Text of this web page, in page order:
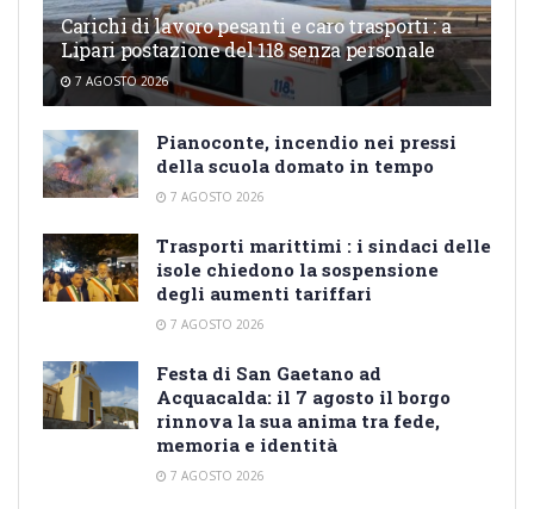
Carichi di lavoro pesanti e caro trasporti : a
Lipari postazione del 118 senza personale
7 AGOSTO 2026
Pianoconte, incendio nei pressi
della scuola domato in tempo
7 AGOSTO 2026
Trasporti marittimi : i sindaci delle
isole chiedono la sospensione
degli aumenti tariffari
7 AGOSTO 2026
Festa di San Gaetano ad
Acquacalda: il 7 agosto il borgo
rinnova la sua anima tra fede,
memoria e identità
7 AGOSTO 2026